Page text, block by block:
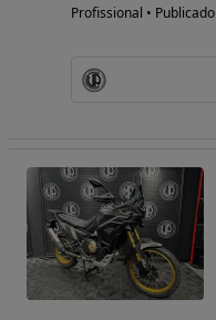
Profissional • Publicado